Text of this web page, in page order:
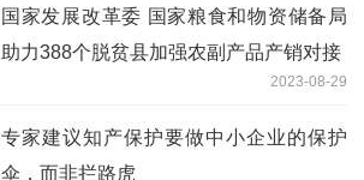
国家发展改革委 国家粮食和物资储备局
助力388个脱贫县加强农副产品产销对接
2023-08-29
专家建议知产保护要做中小企业的保护
伞，而非拦路虎